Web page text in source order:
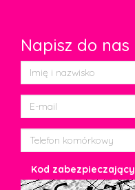
Napisz do nas
Kod zabezpieczający